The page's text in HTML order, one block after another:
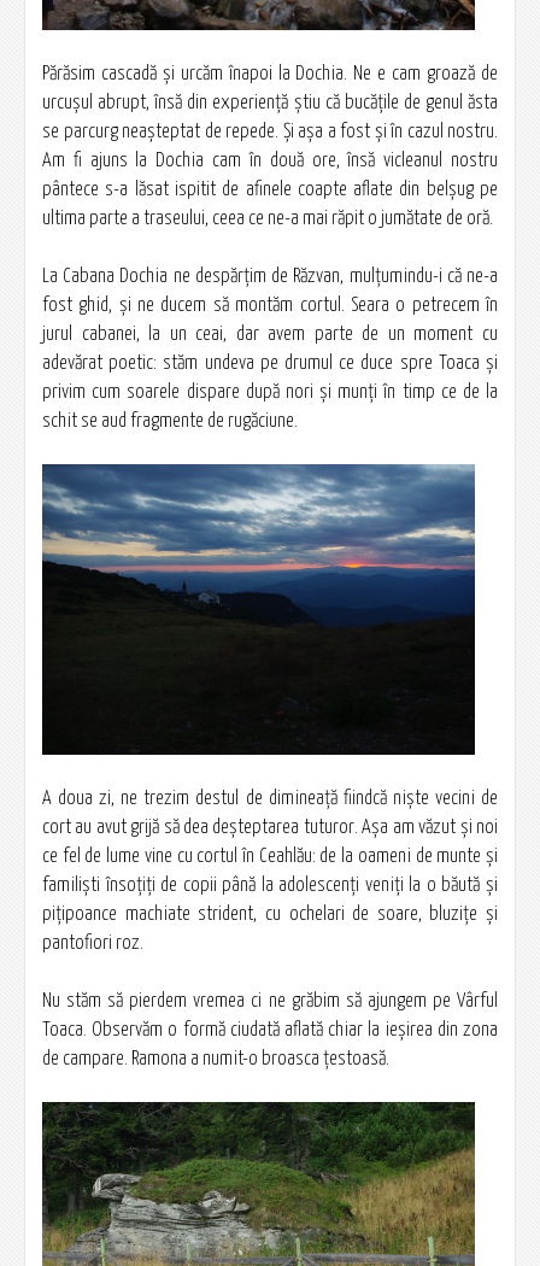
Părăsim cascadă şi urcăm înapoi la Dochia. Ne e cam groază de
urcuşul abrupt, însă din experienţă ştiu că bucăţile de genul ăsta
se parcurg neaşteptat de repede. Şi aşa a fost şi în cazul nostru.
Am fi ajuns la Dochia cam în două ore, însă vicleanul nostru
pântece s-a lăsat ispitit de afinele coapte aflate din belşug pe
ultima parte a traseului, ceea ce ne-a mai răpit o jumătate de oră.
La Cabana Dochia ne despărţim de Răzvan, mulţumindu-i că ne-a
fost ghid, şi ne ducem să montăm cortul. Seara o petrecem în
jurul cabanei, la un ceai, dar avem parte de un moment cu
adevărat poetic: stăm undeva pe drumul ce duce spre Toaca şi
privim cum soarele dispare după nori şi munţi în timp ce de la
schit se aud fragmente de rugăciune.
A doua zi, ne trezim destul de dimineaţă fiindcă nişte vecini de
cort au avut grijă să dea deşteptarea tuturor. Aşa am văzut și noi
ce fel de lume vine cu cortul în Ceahlău: de la oameni de munte şi
familişti însoţiţi de copii până la adolescenţi veniţi la o băută şi
piţipoance machiate strident, cu ochelari de soare, bluziţe şi
pantofiori roz.
Nu stăm să pierdem vremea ci ne grăbim să ajungem pe Vârful
Toaca. Observăm o formă ciudată aflată chiar la ieşirea din zona
de campare. Ramona a numit-o broasca ţestoasă.